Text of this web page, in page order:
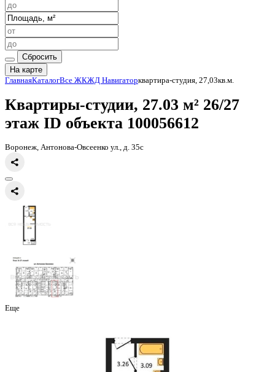
Сбросить
На карте
Главная КаталогВсе ЖК ЖД Навигатор
Квартиры-студии, 27.03 м²
этаж
Воронеж, Антонова-Овсеенко ул., д. 35с